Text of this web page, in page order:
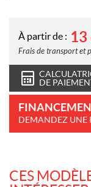
À partir de : 13
Frais de transport et
DE
DEMANDEZ UNE
CES